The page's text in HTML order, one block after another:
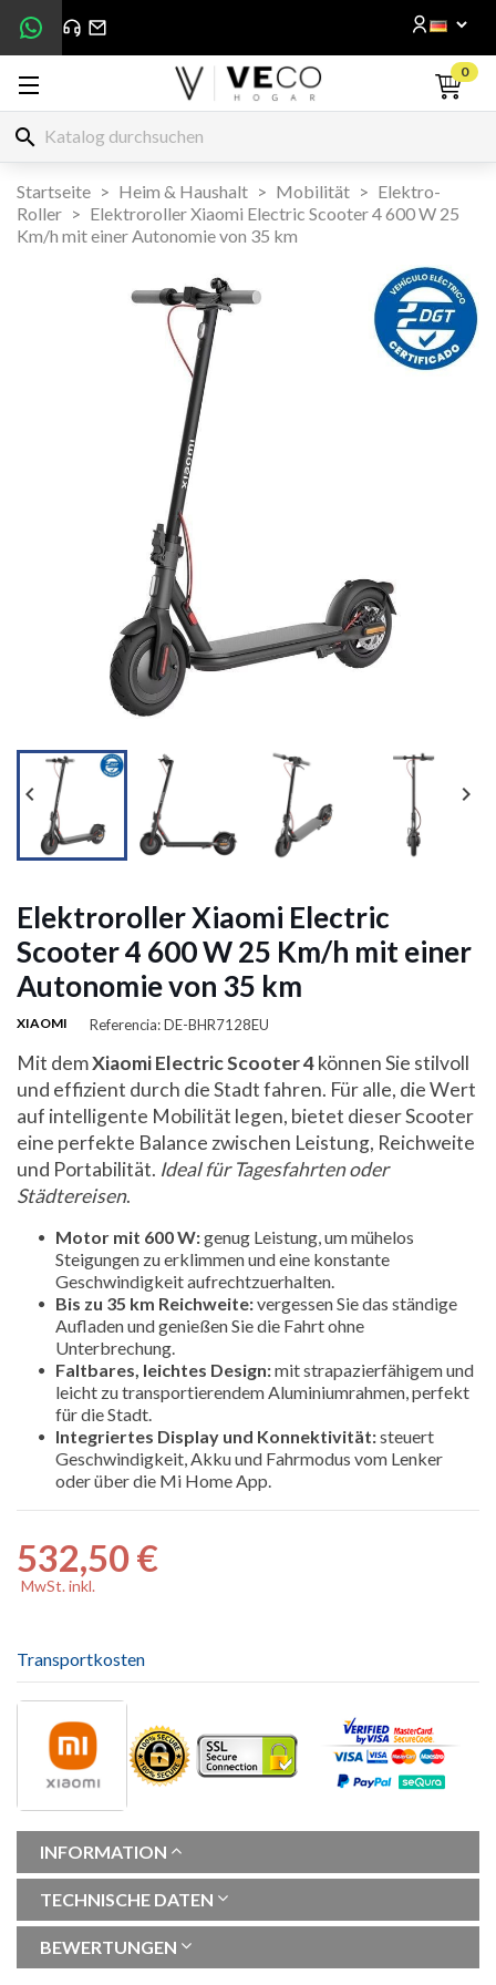
0
search
Startseite Heim & Haushalt Mobilität
Elektro-
Roller
Elektroroller Xiaomi Electric Scooter 4 600 W 25
Km/h mit einer Autonomie von 35 km
 
Elektroroller Xiaomi Electric
Scooter 4 600 W 25 Km/h mit einer
Autonomie von 35 km
XIAOMI Referencia: DE-BHR7128EU
Mit demXiaomi Electric Scooter 4können Sie stilvoll
und effizient durch die Stadt fahren. Für alle, die Wert
auf intelligente Mobilität legen, bietet dieser Scooter
eine perfekte Balance zwischen Leistung, Reichweite
und Portabilität. Ideal für Tagesfahrten oder
Städtereisen.
Motor mit 600 W:genug Leistung, um mühelos
Steigungen zu erklimmen und eine konstante
Geschwindigkeit aufrechtzuerhalten.
Bis zu 35 km Reichweite:vergessen Sie das ständige
Aufladen und genießen Sie die Fahrt ohne
Unterbrechung.
Faltbares, leichtes Design:mit strapazierfähigem und
leicht zu transportierendem Aluminiumrahmen, perfekt
für die Stadt.
Integriertes Display und Konnektivität:steuert
Geschwindigkeit, Akku und Fahrmodus vom Lenker
oder über die Mi Home App.
532,50 €
MwSt. inkl.
Transportkosten
INFORMATION
TECHNISCHE DATEN
BEWERTUNGEN